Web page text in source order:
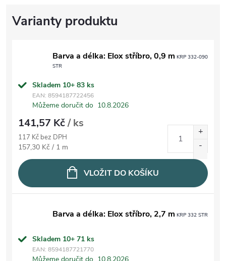
Barva a délka: Elox stříbro, 0,9 m KRP 332-090
STR
Skladem 10+ 83 ks
EAN: 8594187722456
Můžeme doručit do 10.8.2026
141,57 Kč/ ks
117 Kč bez DPH
Měrná cena:
157,30 Kč / 1 m
VLOŽIT DO KOŠÍKU
Barva a délka: Elox stříbro, 2,7 m KRP 332 STR
Skladem 10+ 71 ks
EAN: 8594187721770